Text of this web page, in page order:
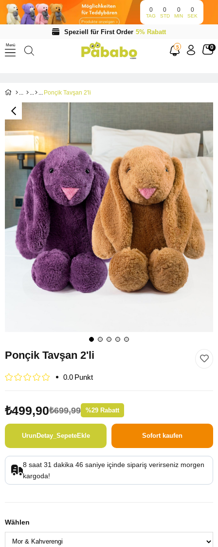
0
TAG
0
STD
0
MIN
0
SEK
Speziell für First Order 5% Rabatt
Menü 5 0
Ponçik Tavşan 2'li
Ponçik Tavşan 2'li
0.0
₺699,99
₺499,90 %29 Rabatt
8 saat 31 dakika 45 saniye içinde sipariş verirseniz
kargoda!
Wählen